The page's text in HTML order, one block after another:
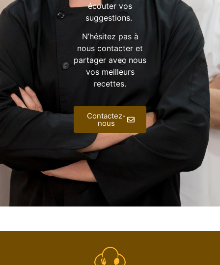
écouter vos
suggestions.
N’hésitez pas à
nous contacter et
partager avec nous
vos meilleurs
recettes.
Contactez-
nous